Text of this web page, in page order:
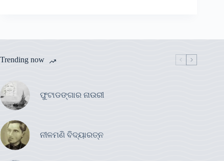
Trending now
ଫୁଟାଡଙ୍ଗାର ନାଉରୀ
ନୀଳମଣି ବିଦ୍ୟାରତ୍ନ